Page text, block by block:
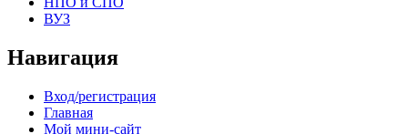
ВУЗ
Навигация
Вход/регистрация
Главная
Мой мини-сайт